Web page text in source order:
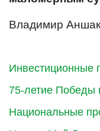
Инвестиционные
75-летие Победы
Национальные
Владимир